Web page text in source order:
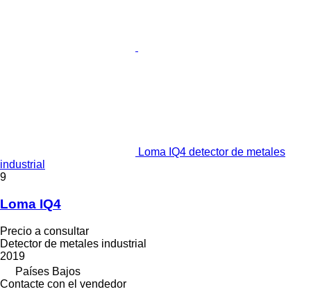
Loma IQ4 detector de metales
industrial
9
Loma IQ4
Precio a consultar
Detector de metales industrial
2019
Países Bajos
Contacte con el vendedor